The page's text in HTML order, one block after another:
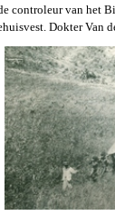
controleur van het
Dokter Van